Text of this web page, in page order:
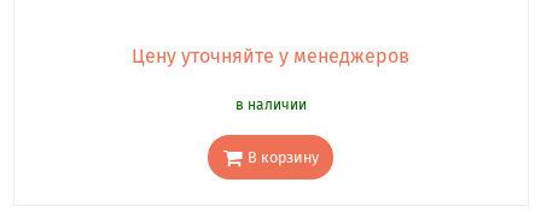
Цену уточняйте у менеджеров
в наличии
В корзину